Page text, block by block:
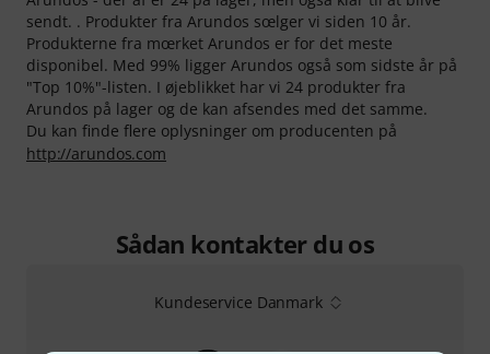
sendt. . Produkter fra Arundos sœlger vi siden 10 år.
Produkterne fra mœrket Arundos er for det meste
disponibel. Med 99% ligger Arundos også som sidste år på
"Top 10%"-listen. I øjeblikket har vi 24 produkter fra
Arundos på lager og de kan afsendes med det samme.
Du kan finde flere oplysninger om producenten på
http://arundos.com
Sådan kontakter du os
Kundeservice Danmark